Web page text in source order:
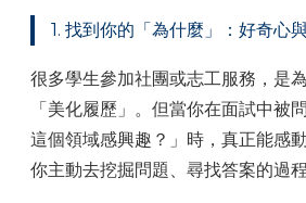
1. 找到你的「為什麼」：好奇心
很多學生參加社團或志工服務，是
「美化履歷」。但當你在面試中被
這個領域感興趣？」時，真正能感
你主動去挖掘問題、尋找答案的過程